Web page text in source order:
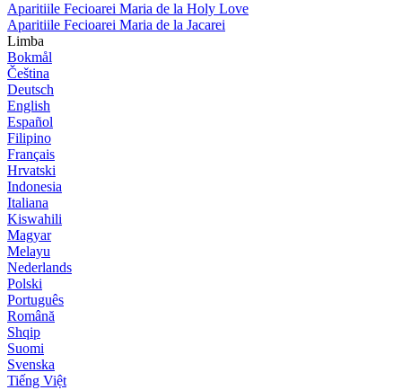
Aparitiile Fecioarei Maria de la Holy Love
Aparitiile Fecioarei Maria de la Jacarei
Limba
Bokmål
Čeština
Deutsch
English
Español
Filipino
Français
Hrvatski
Indonesia
Italiana
Kiswahili
Magyar
Melayu
Nederlands
Polski
Português
Română
Shqip
Suomi
Svenska
Tiếng Việt